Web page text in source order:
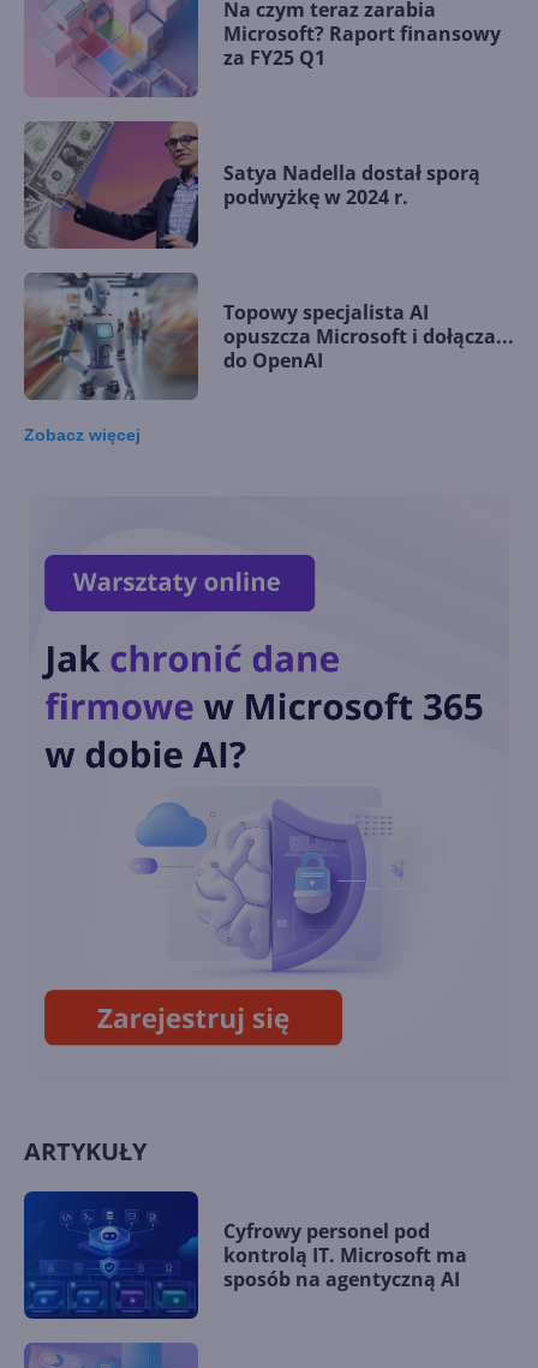
Na czym teraz zarabia
Microsoft? Raport finansowy
za FY25 Q1
Satya Nadella dostał sporą
podwyżkę w 2024 r.
Topowy specjalista AI
opuszcza Microsoft i dołącza...
do OpenAI
Microsoft Ignite 2024
Jak zarabia Microsoft? Raport
podsumowanie roku
Microsoft i Google pobierają
więcej prądu niż ponad 100
krajów
Zobacz więcej
ARTYKUŁY
Cyfrowy personel pod
kontrolą IT. Microsoft ma
sposób na agentyczną AI